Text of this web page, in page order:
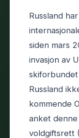
Russland
siden mars
invasjon av
Russland
kommende
anket
voldgiftsrett